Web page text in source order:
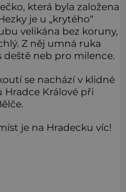
která byla založena
je u „krytého“
velikána bez koruny,
Z něj umná ruka
deště neb pro milence.
se nachází v klidné
Hradce Králové při
je na Hradecku víc!